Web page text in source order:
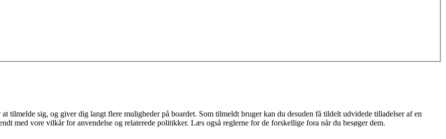
tilmelde sig, og giver dig langt flere muligheder på boardet. Som tilmeldt bruger kan du desuden få tildelt udvidede tilladelser af en
med vore vilkår for anvendelse og relaterede politikker. Læs også reglerne for de forskellige fora når du besøger dem.